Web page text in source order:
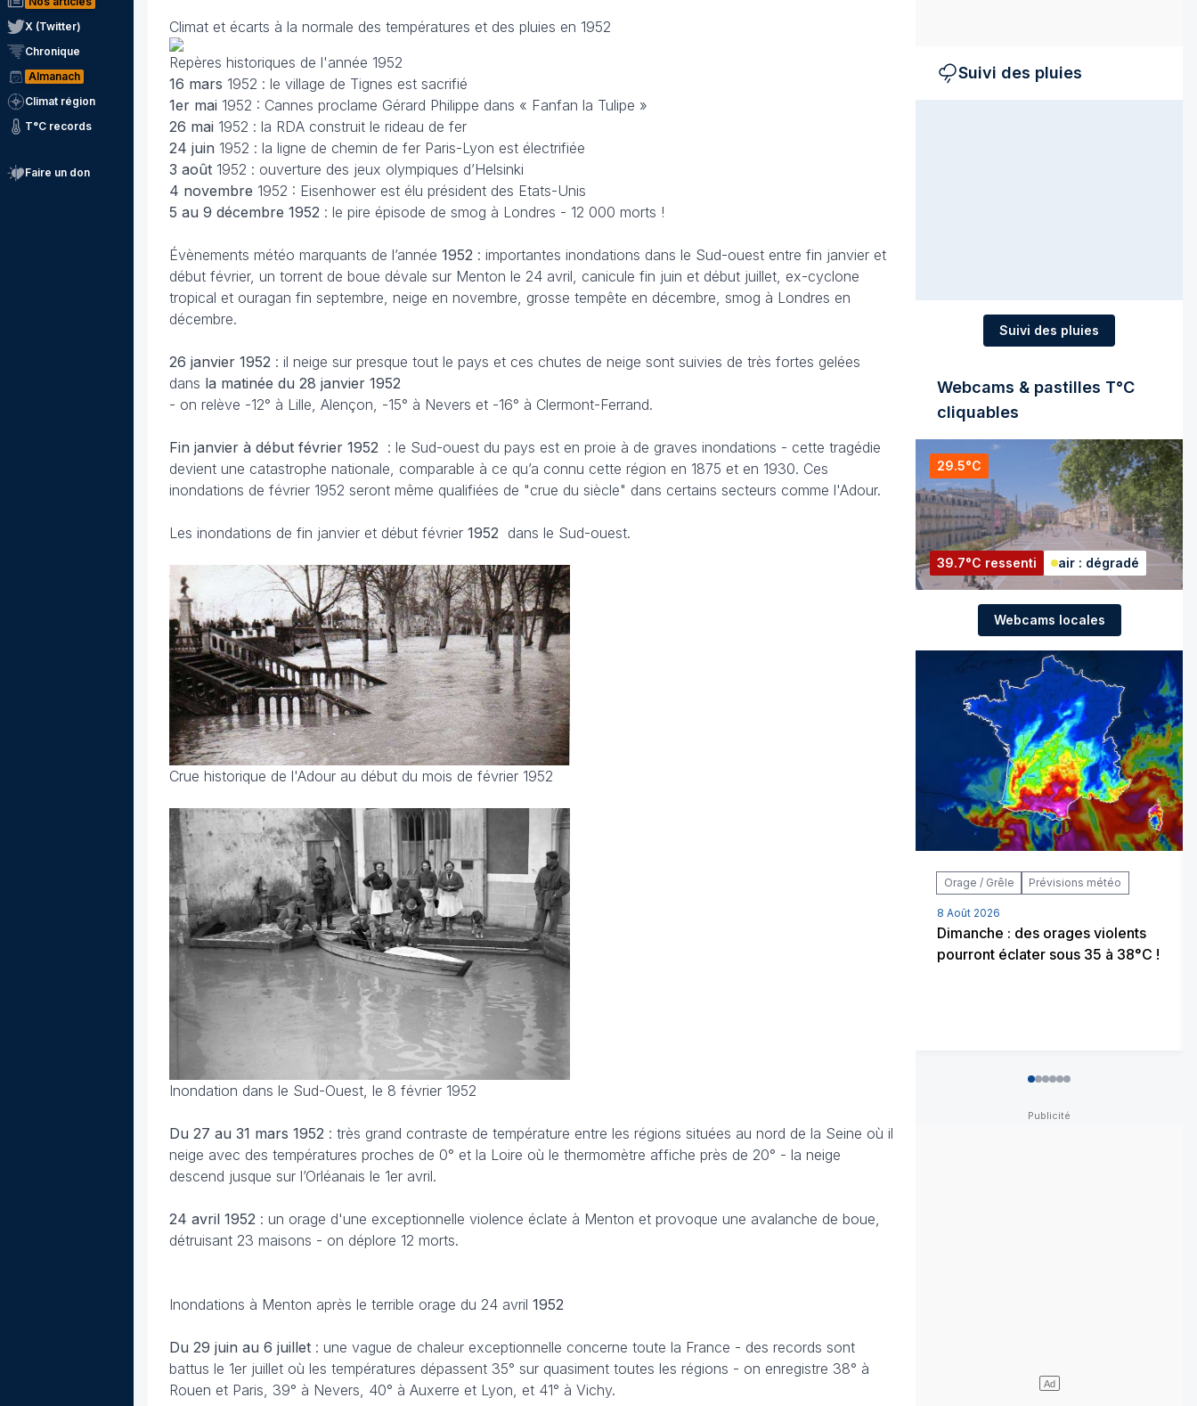
X (Twitter)
Chronique
Almanach
Climat région
T°C records
Faire un don
Climat et écarts à la normale des températures et des pluies en 1952
Repères historiques de l'année 1952
16 mars 1952 : le village de Tignes est sacrifié
1er mai 1952 : Cannes proclame Gérard Philippe dans « Fanfan la Tulipe »
26 mai 1952 : la RDA construit le rideau de fer
24 juin 1952 : la ligne de chemin de fer Paris-Lyon est électrifiée
3 août 1952 : ouverture des jeux olympiques d’Helsinki
4 novembre 1952 : Eisenhower est élu président des Etats-Unis
5 au 9 décembre 1952 : le pire épisode de smog à Londres - 12 000 morts !
Évènements météo marquants de l’année 1952 : importantes inondations dans le Sud-ouest entre fin janvier et
début février, un torrent de boue dévale sur Menton le 24 avril, canicule fin juin et début juillet, ex-cyclone
tropical et ouragan fin septembre, neige en novembre, grosse tempête en décembre, smog à Londres en
décembre.
26 janvier 1952 : il neige sur presque tout le pays et ces chutes de neige sont suivies de très fortes gelées
dans la matinée du 28 janvier 1952
- on relève -12° à Lille, Alençon, -15° à Nevers et -16° à Clermont-Ferrand.
Fin janvier à début février 1952 : le Sud-ouest du pays est en proie à de graves inondations - cette tragédie
devient une catastrophe nationale, comparable à ce qu’a connu cette région en 1875 et en 1930. Ces
inondations de février 1952 seront même qualifiées de "crue du siècle" dans certains secteurs comme l'Adour.
Les inondations de fin janvier et début février 1952 dans le Sud-ouest.
Crue historique de l'Adour au début du mois de février 1952
Inondation dans le Sud-Ouest, le 8 février 1952
Du 27 au 31 mars 1952 : très grand contraste de température entre les régions situées au nord de la Seine où il
neige avec des températures proches de 0° et la Loire où le thermomètre affiche près de 20° - la neige
descend jusque sur l’Orléanais le 1er avril.
24 avril 1952 : un orage d'une exceptionnelle violence éclate à Menton et provoque une avalanche de boue,
détruisant 23 maisons - on déplore 12 morts.
Inondations à Menton après le terrible orage du 24 avril 1952
Du 29 juin au 6 juillet : une vague de chaleur exceptionnelle concerne toute la France - des records sont
battus le 1er juillet où les températures dépassent 35° sur quasiment toutes les régions - on enregistre 38° à
Rouen et Paris, 39° à Nevers, 40° à Auxerre et Lyon, et 41° à Vichy.
Suivi des pluies
Suivi des pluies
Webcams & pastilles T°C
cliquables
29.5°C
39.7°C ressenti air : dégradé
Webcams locales
Orage / Grêle Prévisions météo
8 Août 2026
Dimanche : des orages violents
pourront éclater sous 35 à 38°C !
012345